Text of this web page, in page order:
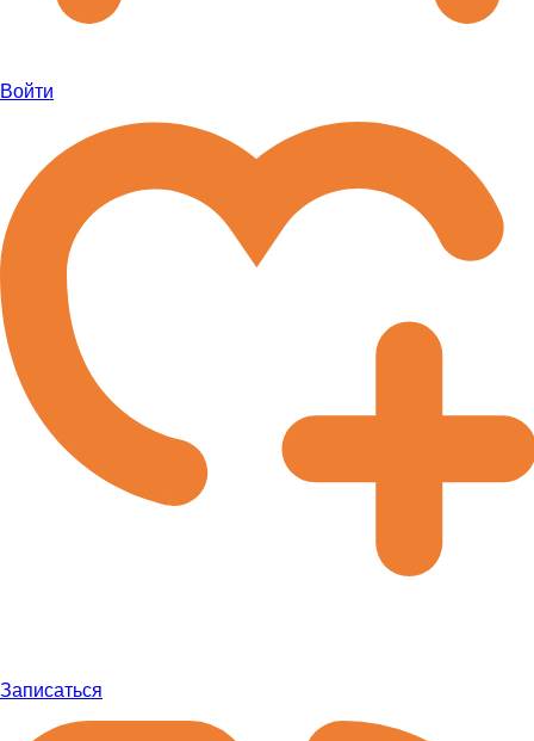
Войти
Записаться